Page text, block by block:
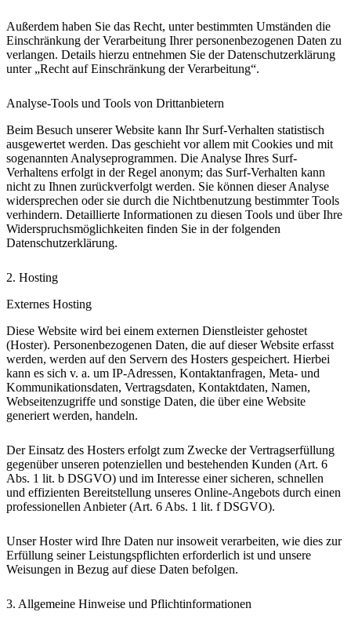
Außerdem haben Sie das Recht, unter bestimmten Umständen die
Einschränkung der Verarbeitung Ihrer personenbezogenen Daten zu
verlangen. Details hierzu entnehmen Sie der Datenschutzerklärung
unter „Recht auf Einschränkung der Verarbeitung“.
Analyse-Tools und Tools von Drittanbietern
Beim Besuch unserer Website kann Ihr Surf-Verhalten statistisch
ausgewertet werden. Das geschieht vor allem mit Cookies und mit
sogenannten Analyseprogrammen. Die Analyse Ihres Surf-
Verhaltens erfolgt in der Regel anonym; das Surf-Verhalten kann
nicht zu Ihnen zurückverfolgt werden. Sie können dieser Analyse
widersprechen oder sie durch die Nichtbenutzung bestimmter Tools
verhindern. Detaillierte Informationen zu diesen Tools und über Ihre
Widerspruchsmöglichkeiten finden Sie in der folgenden
Datenschutzerklärung.
2. Hosting
Externes Hosting
Diese Website wird bei einem externen Dienstleister gehostet
(Hoster). Personenbezogenen Daten, die auf dieser Website erfasst
werden, werden auf den Servern des Hosters gespeichert. Hierbei
kann es sich v. a. um IP-Adressen, Kontaktanfragen, Meta- und
Kommunikationsdaten, Vertragsdaten, Kontaktdaten, Namen,
Webseitenzugriffe und sonstige Daten, die über eine Website
generiert werden, handeln.
Der Einsatz des Hosters erfolgt zum Zwecke der Vertragserfüllung
gegenüber unseren potenziellen und bestehenden Kunden (Art. 6
Abs. 1 lit. b DSGVO) und im Interesse einer sicheren, schnellen
und effizienten Bereitstellung unseres Online-Angebots durch einen
professionellen Anbieter (Art. 6 Abs. 1 lit. f DSGVO).
Unser Hoster wird Ihre Daten nur insoweit verarbeiten, wie dies zur
Erfüllung seiner Leistungspflichten erforderlich ist und unsere
Weisungen in Bezug auf diese Daten befolgen.
3. Allgemeine Hinweise und Pflichtinformationen